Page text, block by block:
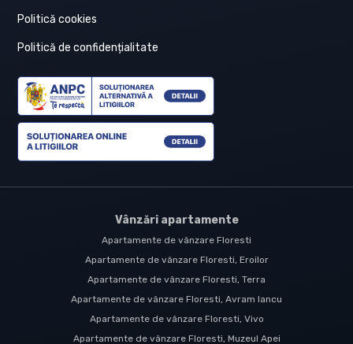
Politică cookies
Politică de confidențialitate
Vânzări apartamente
Apartamente de vânzare Floresti
Apartamente de vânzare Floresti, Eroilor
Apartamente de vânzare Floresti, Terra
Apartamente de vânzare Floresti, Avram Iancu
Apartamente de vânzare Floresti, Vivo
Apartamente de vânzare Floresti, Muzeul Apei